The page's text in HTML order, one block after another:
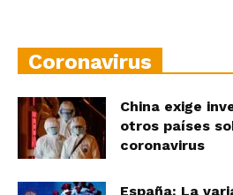
Coronavirus
China exige
otros países
coronavirus
España: La